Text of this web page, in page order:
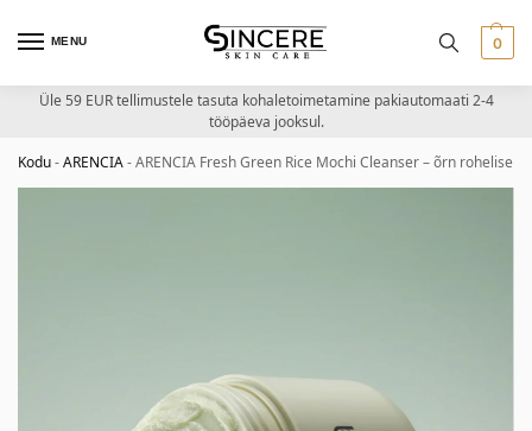
MENU 0
Üle 59 EUR tellimustele tasuta kohaletoimetamine pakiautomaati 2-4
tööpäeva jooksul.
Kodu-ARENCIA-ARENCIA Fresh Green Rice Mochi Cleanser – õrn rohelise